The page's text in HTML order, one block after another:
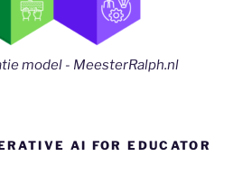
model - MeesterRalph.nl
AI FOR EDUCATOR